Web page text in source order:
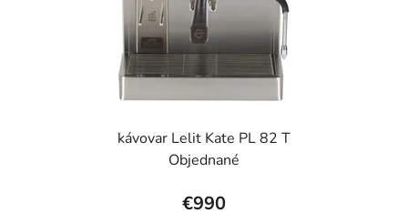
kávovar Lelit Kate PL 82 T
Objednané
€990